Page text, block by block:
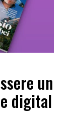
un
digital